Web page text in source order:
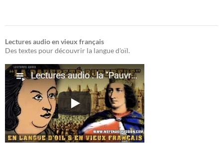
Lectures audio en vieux français
Des textes pour découvrir la langue d'oïl.